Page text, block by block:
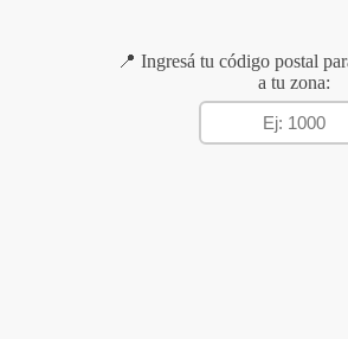
📍 Ingresá tu código postal
a tu zona: